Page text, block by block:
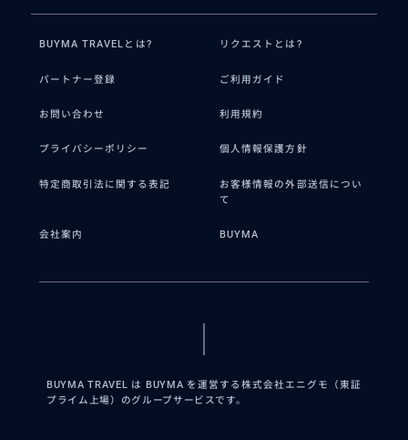
BUYMA TRAVELとは? リクエストとは?
パートナー登録 ご利用ガイド
お問い合わせ 利用規約
プライバシーポリシー 個人情報保護方針
特定商取引法に関する表記
お客様情報の外部送信につい
て
会社案内 BUYMA
BUYMA TRAVEL は BUYMA を運営する株式会社エニグモ（東証
プライム上場）のグループサービスです。